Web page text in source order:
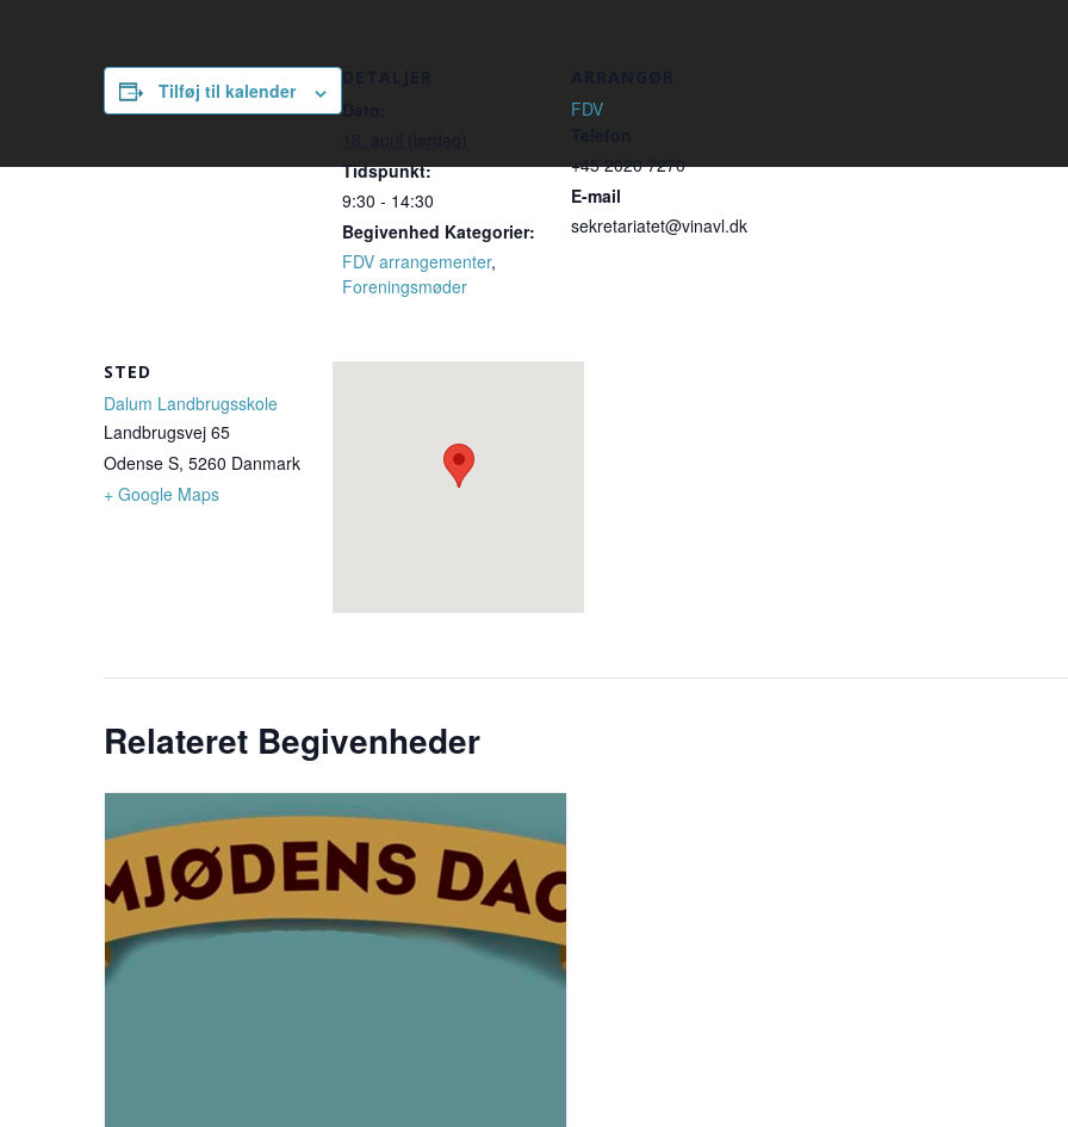
Tilføj til kalender
Tidspunkt:
9:30 - 14:30
Begivenhed Kategorier:
FDV arrangementer,
Foreningsmøder
FDV
+45 2020 7270
E-mail
sekretariatet@vinavl.dk
STED
Dalum Landbrugsskole
Landbrugsvej 65
Odense S, 5260 Danmark
+ Google Maps
Relateret Begivenheder